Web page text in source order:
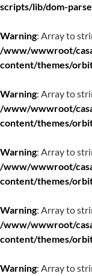
scripts/lib/dom-
Warning: Array to
/www/wwwroot/
content/themes/
Warning: Array to
/www/wwwroot/
content/themes/
Warning: Array to
/www/wwwroot/
content/themes/
Warning: Array to
/www/wwwroot/
content/themes/
Warning: Array to